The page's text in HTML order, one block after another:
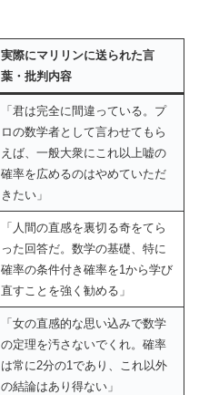
実際にマリリンに送られた言
葉・批判内容
「君は完全に間違っている。プ
ロの数学者として言わせてもら
えば、一般大衆にこれ以上嘘の
確率を広めるのはやめていただ
きたい」
「人間の直感を裏切る奇をてら
った回答だ。数学の基礎、特に
確率の条件付き確率を1から学び
直すことを強く勧める」
「女の直感的な思い込みで数学
の定理を汚さないでくれ。確率
は常に2分の1であり、これ以外
の結論はあり得ない」